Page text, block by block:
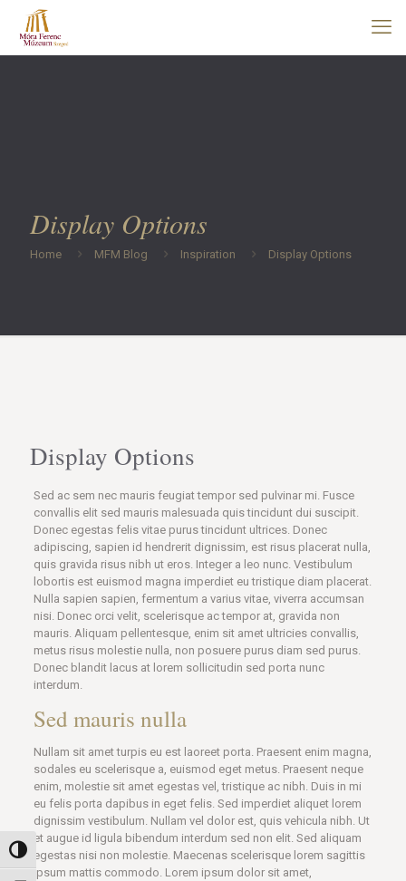
Nagy kontraszt váltása
Display Options
Home MFM Blog Inspiration Display Options
Display Options
Sed ac sem nec mauris feugiat tempor sed pulvinar mi. Fusce
convallis elit sed mauris malesuada quis tincidunt dui suscipit.
Donec egestas felis vitae purus tincidunt ultrices. Donec
adipiscing, sapien id hendrerit dignissim, est risus placerat nulla,
quis gravida risus nibh ut eros. Integer a leo nunc. Vestibulum
lobortis est euismod magna imperdiet eu tristique diam placerat.
Nulla sapien sapien, fermentum a varius vitae, viverra accumsan
nisi. Donec orci velit, scelerisque ac tempor at, gravida non
mauris. Aliquam pellentesque, enim sit amet ultricies convallis,
metus risus molestie nulla, non posuere purus diam sed purus.
Donec blandit lacus at lorem sollicitudin sed porta nunc
interdum.
Sed mauris nulla
Nullam sit amet turpis eu est laoreet porta. Praesent enim magna,
sodales eu scelerisque a, euismod eget metus. Praesent neque
enim, molestie sit amet egestas vel, tristique ac nibh. Duis in mi
eu felis porta dapibus in eget felis. Sed imperdiet aliquet lorem
dignissim vestibulum. Nullam vel dolor est, quis vehicula nibh. Ut
et augue id ligula bibendum interdum sed non elit. Sed aliquam
egestas nisi non molestie. Maecenas scelerisque lorem sagittis
ipsum mattis commodo. Lorem ipsum dolor sit amet,